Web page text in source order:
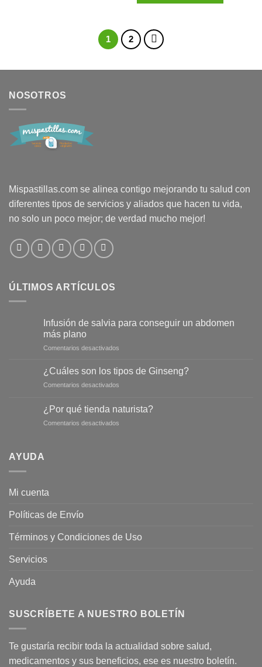
1 2
NOSOTROS
Mispastillas.com se alinea contigo mejorando tu salud con
diferentes tipos de servicios y aliados que hacen tu vida,
no solo un poco mejor; de verdad mucho mejor!
ÚLTIMOS ARTÍCULOS
Infusión de salvia para conseguir un abdomen
más plano
Comentarios desactivados
de
salvia
un
¿Cuáles son los tipos de Ginseng?
Comentarios desactivados
son
los
¿Por qué tienda naturista?
Comentarios desactivados
AYUDA
Mi cuenta
Políticas de Envío
Términos y Condiciones de Uso
Servicios
Ayuda
SUSCRÍBETE A NUESTRO BOLETÍN
Te gustaría recibir toda la actualidad sobre salud,
medicamentos y sus beneficios, ese es nuestro boletín.